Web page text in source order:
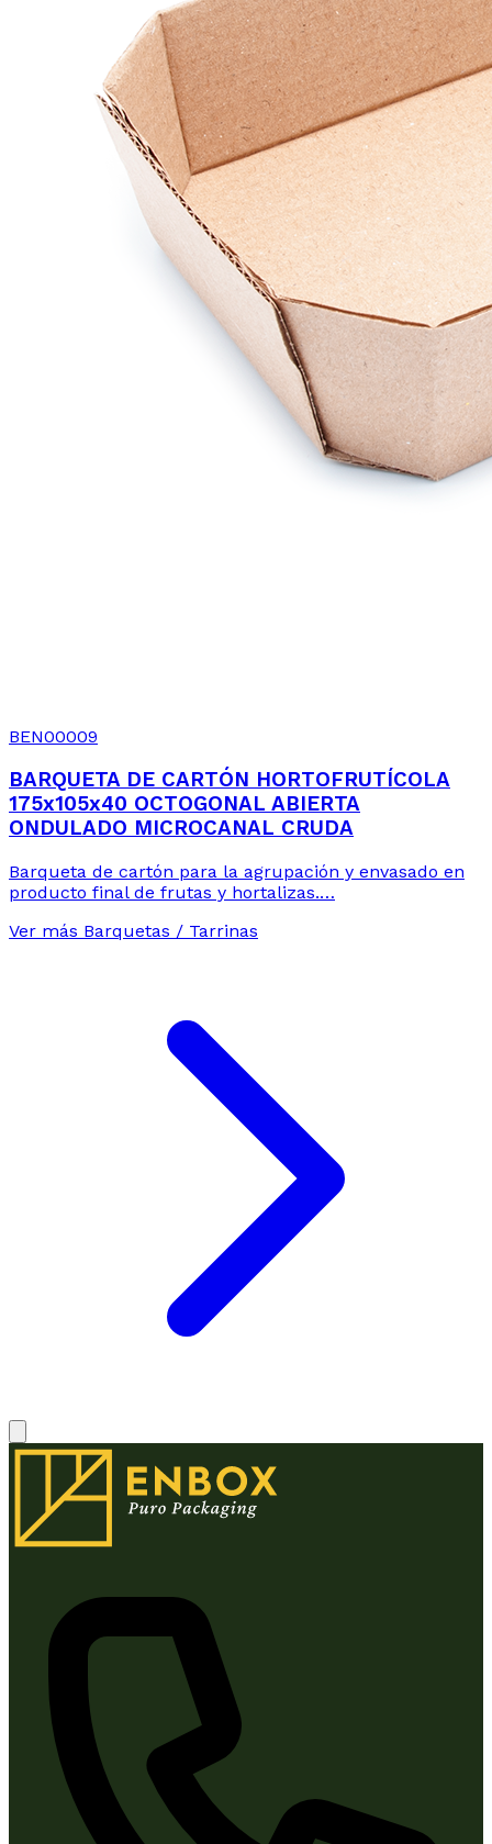
BEN00009
BARQUETA DE CARTÓN HORTOFRUTÍCOLA
175x105x40 OCTOGONAL ABIERTA
ONDULADO MICROCANAL CRUDA
Barqueta de cartón para la agrupación y envasado en
producto final de frutas y hortalizas.…
Ver más Barquetas / Tarrinas